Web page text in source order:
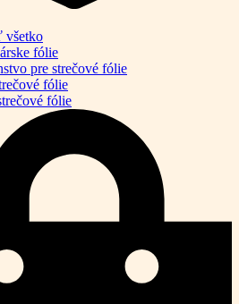
všetko
fólie
pre strečové fólie
fólie
fólie